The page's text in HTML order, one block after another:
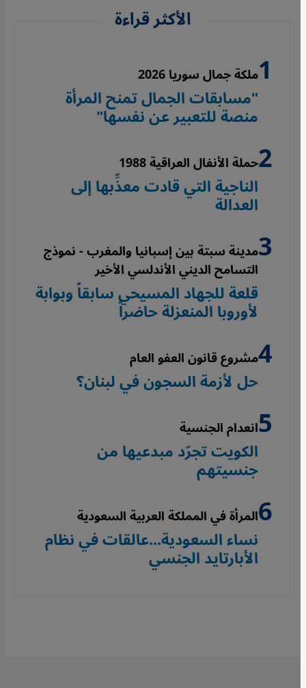
الأكثر قراءة
ملكة جمال سوريا 2026
"مسابقات الجمال تمنح المرأة
منصة للتعبير عن نفسها"
حملة الأنفال العراقية 1988
الناجية التي قادت معذِّبها إلى
العدالة
مدينة سبتة بين إسبانيا والمغرب - نموذج
التسامح الديني الأندلسي الأخير
قلعة للجهاد المسيحي سابقاً وبوابة
لأوروبا المنعزلة حاضراً
مشروع قانون العفو العام
حل لأزمة السجون في لبنان؟
انعدام الجنسية
الكويت تجرّد مبدعيها من
جنسيتهم
المرأة في المملكة العربية السعودية
نساء السعودية...عالقات في نظام
الأبارتايد الجنسي